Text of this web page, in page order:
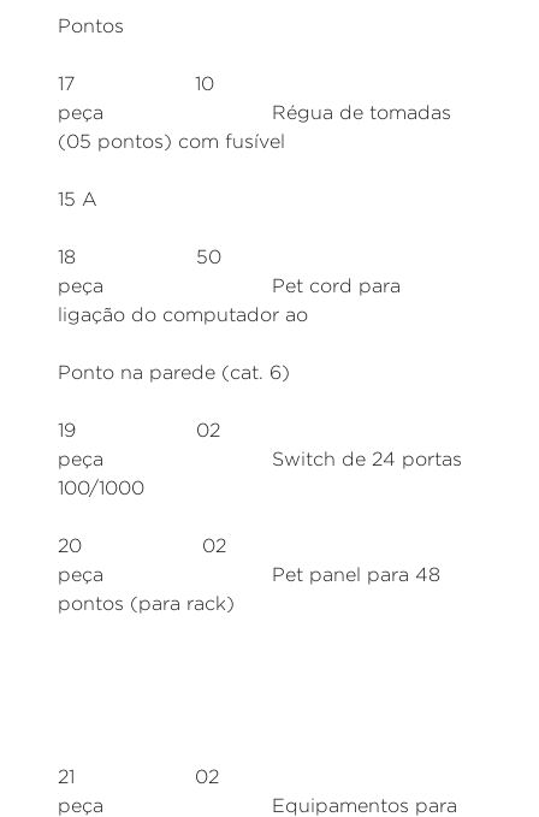
Pontos
17 10
peça Régua de tomadas
(05 pontos) com fusível
15 A
18 50
peça Pet cord para
ligação do computador ao
Ponto na parede (cat. 6)
19 02
peça Switch de 24 portas
100/1000
20 02
peça Pet panel para 48
pontos (para rack)
21 02
peça Equipamentos para